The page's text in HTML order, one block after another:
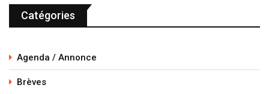
Catégories
Agenda / Annonce
Brèves